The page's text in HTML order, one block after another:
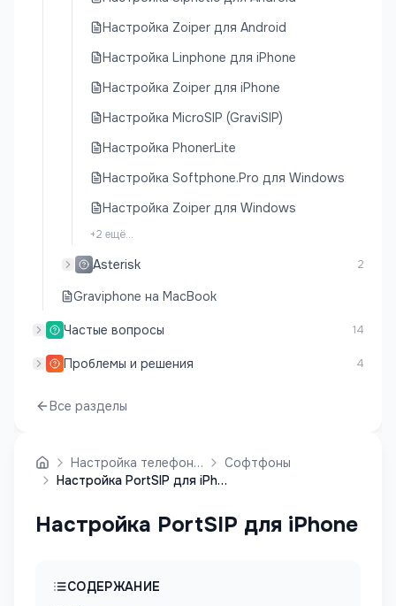
Настройка Zoiper для Android
Настройка Linphone для iPhone
Настройка Zoiper для iPhone
Настройка MicroSIP (GraviSIP)
Настройка PhonerLite
Настройка Softphone.Pro для Windows
Настройка Zoiper для Windows
+2 ещё...
Asterisk 2
Graviphone на MacBook
Частые вопросы 14
Проблемы и решения 4
Все разделы
Настройка телефонии
Софтфоны
Настройка PortSIP для iPhone
Настройка PortSIP для iPhone
СОДЕРЖАНИЕ